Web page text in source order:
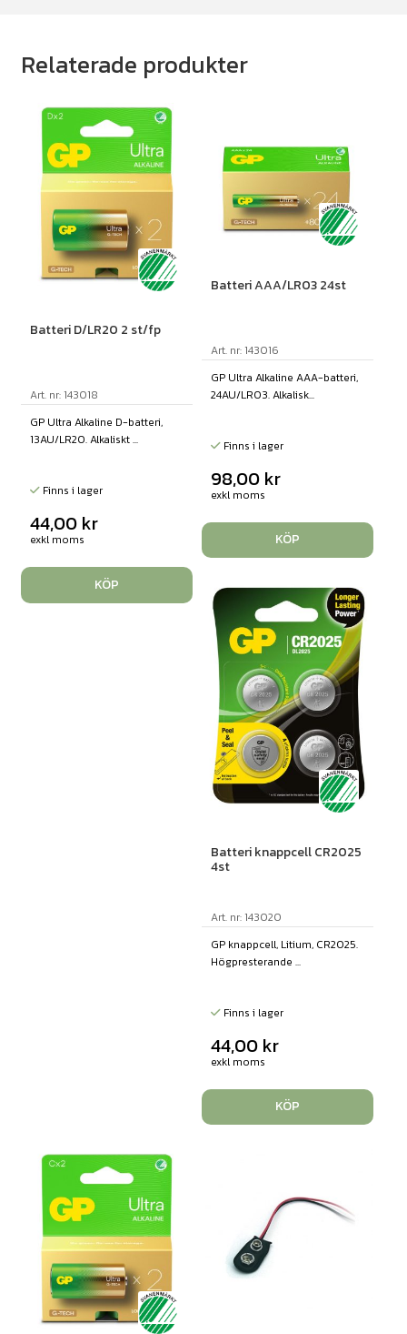
Relaterade produkter
Batteri D/LR20 2 st/fp
Art. nr: 143018
GP Ultra Alkaline D-batteri,
13AU/LR20. Alkaliskt ...
Finns i lager
44,00 kr
exkl moms
KÖP
Batteri AAA/LR03 24st
Art. nr: 143016
GP Ultra Alkaline AAA-batteri,
24AU/LR03. Alkalisk...
Finns i lager
98,00 kr
exkl moms
KÖP
Batteri knappcell CR2025
4st
Art. nr: 143020
GP knappcell, Litium, CR2025.
Högpresterande ...
Finns i lager
44,00 kr
exkl moms
KÖP